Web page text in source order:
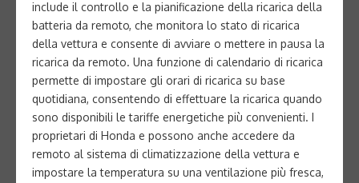
include il controllo e la pianificazione della ricarica della
batteria da remoto, che monitora lo stato di ricarica
della vettura e consente di avviare o mettere in pausa la
ricarica da remoto. Una funzione di calendario di ricarica
permette di impostare gli orari di ricarica su base
quotidiana, consentendo di effettuare la ricarica quando
sono disponibili le tariffe energetiche più convenienti. I
proprietari di Honda e possono anche accedere da
remoto al sistema di climatizzazione della vettura e
impostare la temperatura su una ventilazione più fresca,